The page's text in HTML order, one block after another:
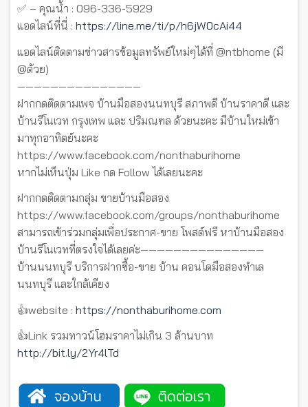
✅ – คุณน้ำ : 096-336-5929
แอดไลน์ที่นี่ : https://line.me/ti/p/h6jW0cAi44
แอดไลน์ติดตามข่าวสารข้อมูลทรัพย์ใหม่ๆได้ที่ @ntbhome (มี
@ด้วย)
———————————————
ฝากกดติดตามเพจ บ้านมือสองนนทบุรี สภาพดี บ้านราคาดี และ
บ้านรีโนเวท กรุงเทพ และ ปริมณฑล ด้วยนะคะ มีบ้านใหม่เข้า
มาทุกอาทิตย์นะคะ
https://www.facebook.com/nonthaburihome
หากไม่เห็นปุ่ม Like กด Follow ได้เลยนะคะ
ฝากกดติดตามกลุ่ม ขายบ้านมือสอง
https://www.facebook.com/groups/nonthaburihome
สามารถเข้าร่วมกลุ่มเพื่อประกาศ-ขาย โพสต์ฟรี หาบ้านมือสอง
บ้านรีโนเวทที่ตรงใจได้เลยค่ะ———————————————
บ้านนนทบุรี บริการฝากซื้อ-ขาย บ้าน คอนโดมือสองทำเล
นนทบุรี และใกล้เคียง
👍website : https://nonthaburihome.com
👍Link รวมทาวน์โฮมราคาไม่เกิน 3 ล้านบาท
http://bit.ly/2Yr4lTd